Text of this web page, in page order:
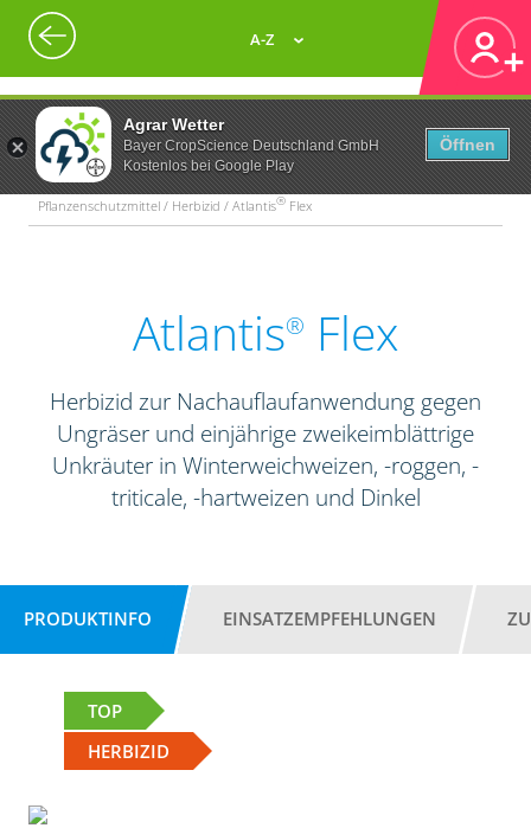
Agrar Wetter
Bayer CropScience Deutschland GmbH
Kostenlos bei Google Play
Öffnen
A-Z
Pflanzenschutzmittel / Herbizid / Atlantis® Flex
Atlantis® Flex
Herbizid zur Nachauflaufanwendung gegen
Ungräser und einjährige zweikeimblättrige
Unkräuter in Winterweichweizen, -roggen, -
triticale, -hartweizen und Dinkel
PRODUKTINFO EINSATZEMPFEHLUNGEN
TOP
HERBIZID